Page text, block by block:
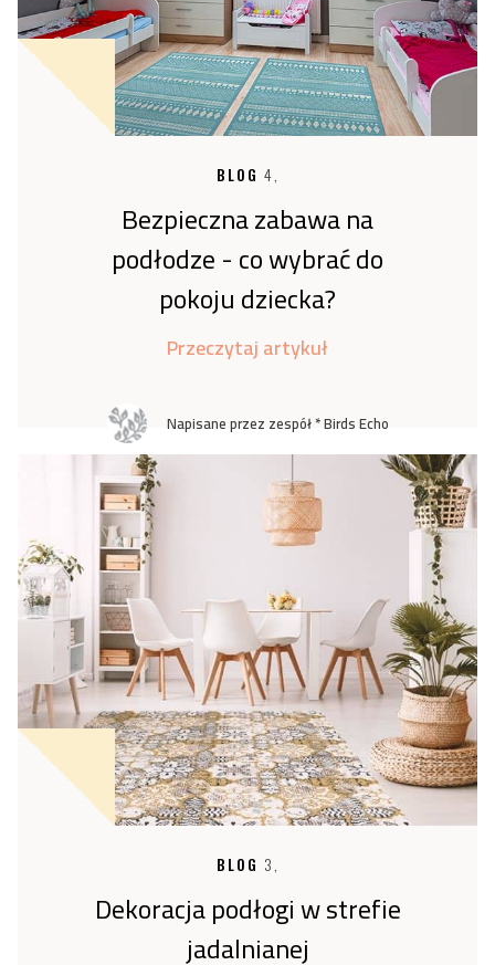
BLOG 4,
Bezpieczna zabawa na
podłodze - co wybrać do
pokoju dziecka?
Przeczytaj artykuł
Napisane przez zespół * Birds Echo
BLOG 3,
Dekoracja podłogi w strefie
jadalnianej